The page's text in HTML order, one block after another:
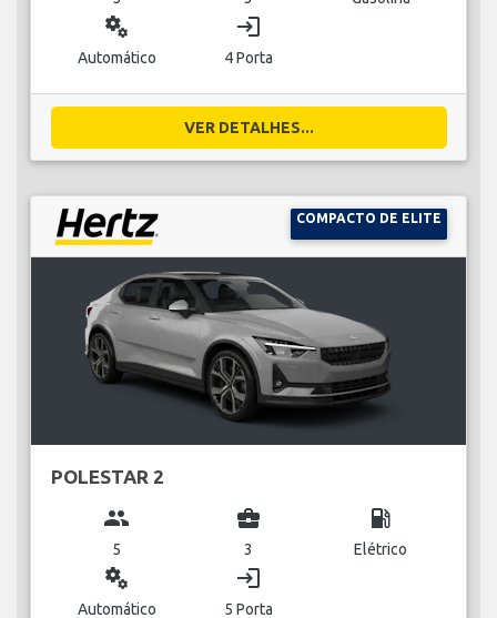
miscellaneous_services
Automático
login
4 Porta
VER DETALHES...
COMPACTO DE ELITE
POLESTAR 2
group
5
business_center
3
local_gas_station
Elétrico
miscellaneous_services
Automático
login
5 Porta